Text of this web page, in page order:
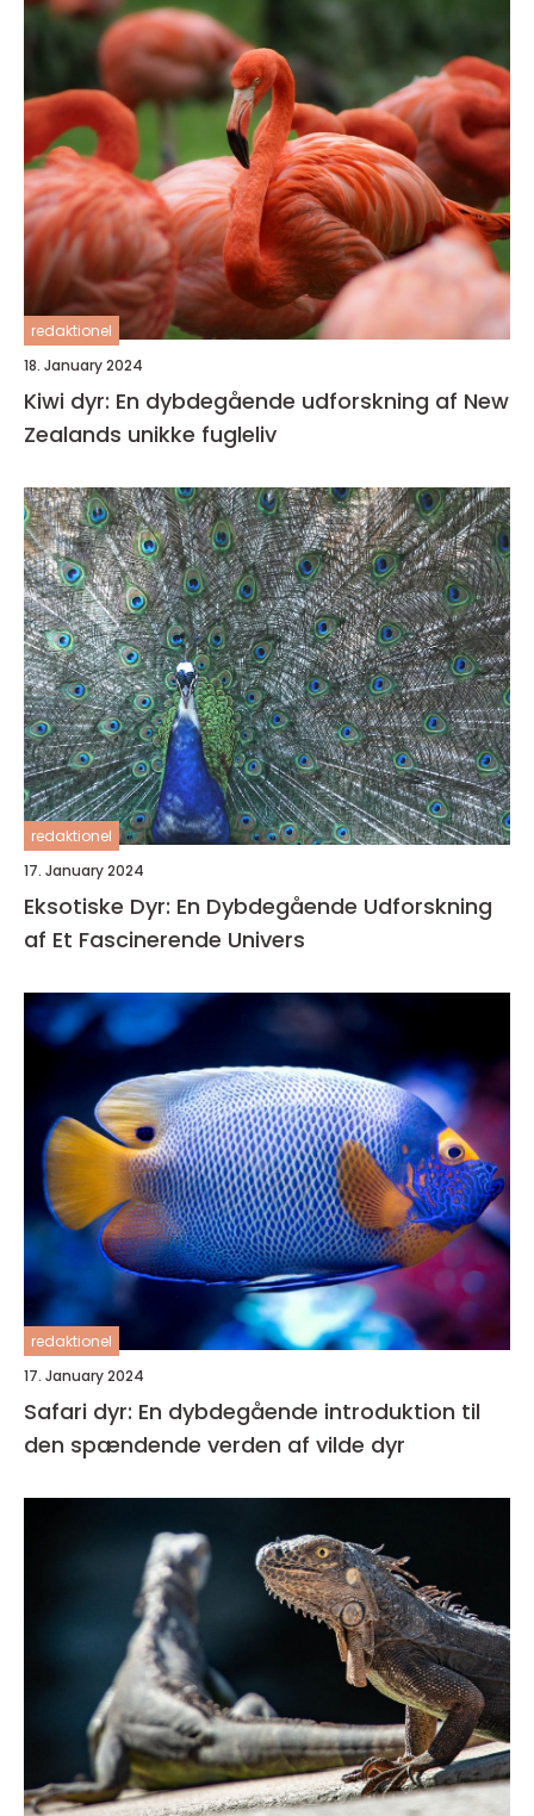
redaktionel
18. January 2024
Kiwi dyr: En dybdegående udforskning af New
Zealands unikke fugleliv
redaktionel
17. January 2024
Eksotiske Dyr: En Dybdegående Udforskning
af Et Fascinerende Univers
redaktionel
17. January 2024
Safari dyr: En dybdegående introduktion til
den spændende verden af vilde dyr